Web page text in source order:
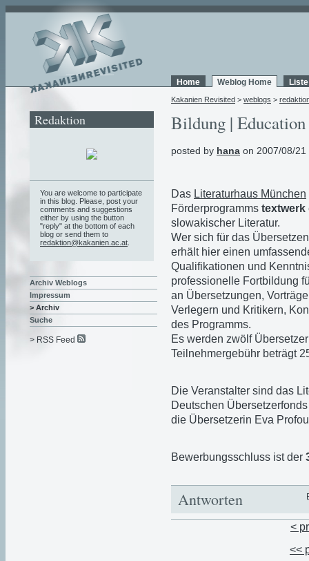
Home Weblog Home
Kakanien Revisited > weblogs >
Bildung |
posted by hana on 2007/08/21
Das Literaturhaus München
Förderprogramms textwerk
slowakischer Literatur.
Wer sich für das
erhält hier einen
Qualifikationen und
professionelle Fortbildung
an Übersetzungen,
Verlegern und Kritikern,
des Programms.
Es werden zwölf
Teilnehmergebühr beträgt
Die Veranstalter sind das
Deutschen
die Übersetzerin Eva
Bewerbungsschluss ist der
Antworten
<
<<
Redaktion
You are welcome to participate
in this blog. Please, post your
comments and suggestions
either by using the button
"reply" at the bottom of each
blog or send them to
redaktion@kakanien.ac.at
Archiv Weblogs
Impressum
> Archiv
Suche
> RSS Feed